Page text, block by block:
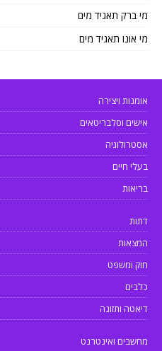
מי ברק תאגיד מים
מי אונו תאגיד מים
אומנות ויצירה
אישים וסלבריטאים
אסטרולוגיה
בעלי חיים
בריאות
דתות
המצאות
חוק ומשפט
כלבים
דיאטה ותזונה
מחשבים ואינטרנט